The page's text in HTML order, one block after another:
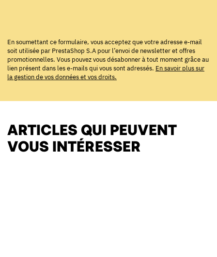
En soumettant ce formulaire, vous acceptez que votre adresse e-mail
soit utilisée par PrestaShop S.A pour l’envoi de newsletter et offres
promotionnelles. Vous pouvez vous désabonner à tout moment grâce au
lien présent dans les e-mails qui vous sont adressés. En savoir plus sur
la gestion de vos données et vos droits.
ARTICLES QUI PEUVENT
VOUS INTÉRESSER